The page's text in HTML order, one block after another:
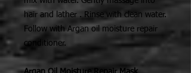
hair and lather . Rinse with clean water.
Follow with Argan oil moisture repair
conditioner.